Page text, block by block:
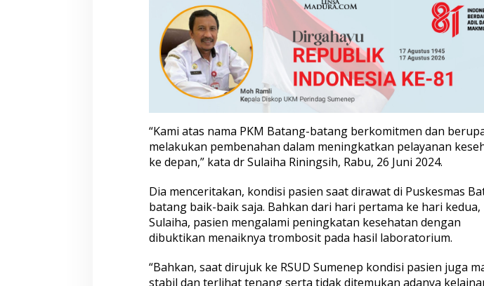
P
a
s
i
e
n
a
s
a
L
e
g
n
g
T
i
m
r
“Kami atas nama PKM Batang-batang berkomitmen dan
melakukan pembenahan dalam meningkatkan pelayanan
ke depan,” kata dr Sulaiha Riningsih, Rabu, 26 Juni 2024.
Dia menceritakan, kondisi pasien saat dirawat di Puskesmas
batang baik-baik saja. Bahkan dari hari pertama ke hari kedua,
Sulaiha, pasien mengalami peningkatan kesehatan dengan
dibuktikan menaiknya trombosit pada hasil laboratorium.
“Bahkan, saat dirujuk ke RSUD Sumenep kondisi pasien juga
stabil dan terlihat tenang serta tidak ditemukan adanya